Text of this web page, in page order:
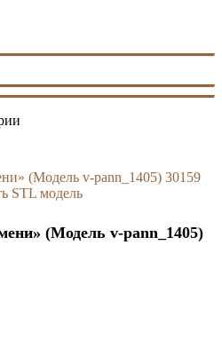
(Модель v-pann_1405)